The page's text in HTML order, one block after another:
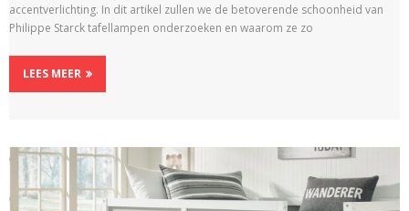
accentverlichting. In dit artikel zullen we de betoverende schoonheid van
Philippe Starck tafellampen onderzoeken en waarom ze zo
LEES MEER